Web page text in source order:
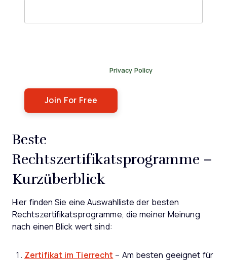
Privacy Policy
Beste
Rechtszertifikatsprogramme –
Kurzüberblick
Hier finden Sie eine Auswahlliste der besten
Rechtszertifikatsprogramme, die meiner Meinung
nach einen Blick wert sind:
Zertifikat im Tierrecht – Am besten geeignet für